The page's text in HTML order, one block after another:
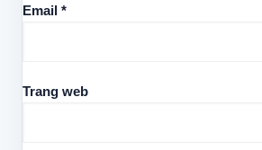
Email *
Trang web